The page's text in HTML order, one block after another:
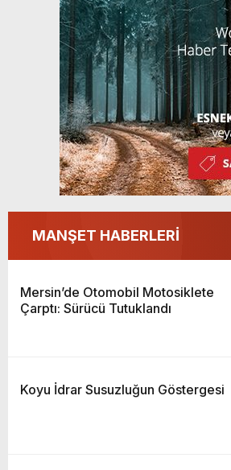
MANŞET HABERLERİ
Mersin’de Otomobil Motosiklete
Çarptı: Sürücü Tutuklandı
Koyu İdrar Susuzluğun Göstergesi